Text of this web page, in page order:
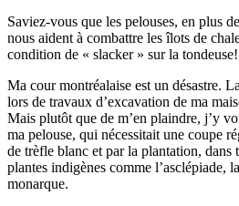
Saviez-vous que les pelouses, en plus
nous aident à combattre les îlots de
condition de « slacker » sur la tondeuse!
Ma cour montréalaise est un désastre.
lors de travaux d’excavation de ma
Mais plutôt que de m’en plaindre, j’y
ma pelouse, qui nécessitait une coupe
de trèfle blanc et par la plantation, dans
plantes indigènes comme l’asclépiade,
monarque.